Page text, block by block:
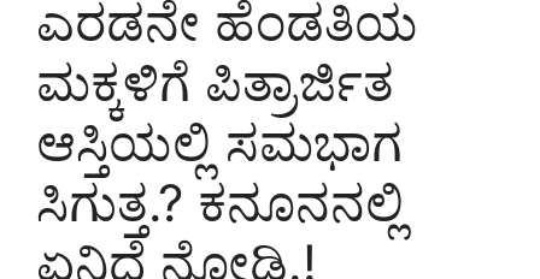
ಎರಡನೇ ಹೆಂಡತಿಯ
ಮಕ್ಕಳಿಗೆ ಪಿತ್ರಾರ್ಜಿತ
ಆಸ್ತಿಯಲ್ಲಿ ಸಮಭಾಗ
ಸಿಗುತ್ತ.? ಕನೂನನಲ್ಲಿ
ಏನಿದೆ ನೋಡಿ.!